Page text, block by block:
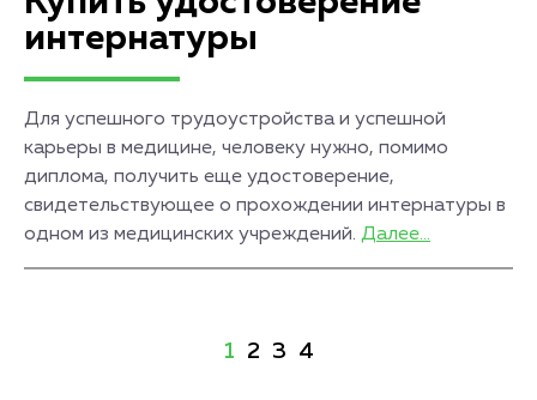
интернатуры
Для успешного трудоустройства и успешной
карьеры в медицине, человеку нужно, помимо
диплома, получить еще удостоверение,
свидетельствующее о прохождении интернатуры в
одном из медицинских учреждений. Далее...
1 2 3 4